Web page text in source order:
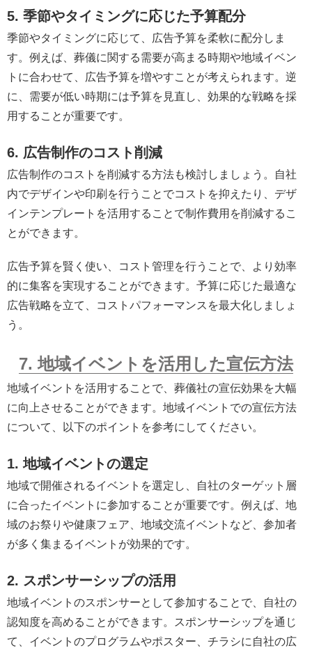
5. 季節やタイミングに応じた予算配分
季節やタイミングに応じて、広告予算を柔軟に配分しま
す。例えば、葬儀に関する需要が高まる時期や地域イベン
トに合わせて、広告予算を増やすことが考えられます。逆
に、需要が低い時期には予算を見直し、効果的な戦略を採
用することが重要です。
6. 広告制作のコスト削減
広告制作のコストを削減する方法も検討しましょう。自社
内でデザインや印刷を行うことでコストを抑えたり、デザ
インテンプレートを活用することで制作費用を削減するこ
とができます。
広告予算を賢く使い、コスト管理を行うことで、より効率
的に集客を実現することができます。予算に応じた最適な
広告戦略を立て、コストパフォーマンスを最大化しましょ
う。
7. 地域イベントを活用した宣伝方法
地域イベントを活用することで、葬儀社の宣伝効果を大幅
に向上させることができます。地域イベントでの宣伝方法
について、以下のポイントを参考にしてください。
1. 地域イベントの選定
地域で開催されるイベントを選定し、自社のターゲット層
に合ったイベントに参加することが重要です。例えば、地
域のお祭りや健康フェア、地域交流イベントなど、参加者
が多く集まるイベントが効果的です。
2. スポンサーシップの活用
地域イベントのスポンサーとして参加することで、自社の
認知度を高めることができます。スポンサーシップを通じ
て、イベントのプログラムやポスター、チラシに自社の広